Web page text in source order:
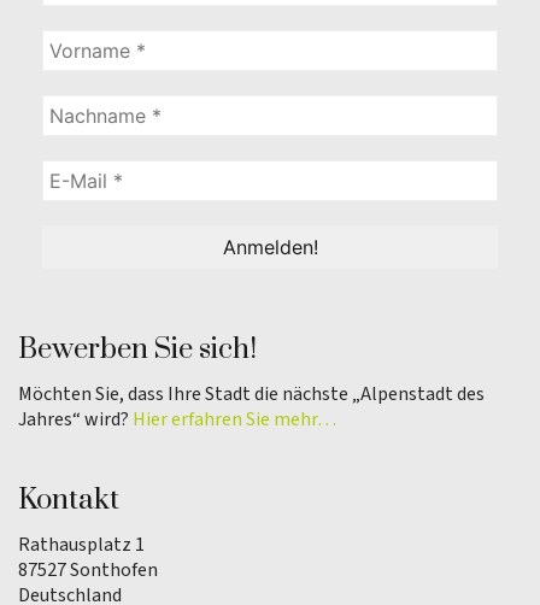
Bewerben Sie sich!
Möchten Sie, dass Ihre Stadt die nächste „Alpenstadt des
Jahres“ wird? Hier erfahren Sie mehr…
Kontakt
Rathausplatz 1
87527 Sonthofen
Deutschland